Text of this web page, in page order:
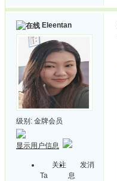
Eleentan
级别: 金牌会员
显示用户信息
关注
Ta
发消
息